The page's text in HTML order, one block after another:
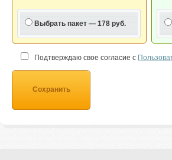
Выбрать пакет — 178 руб.
Подтверждаю свое согласие с
Сохранить